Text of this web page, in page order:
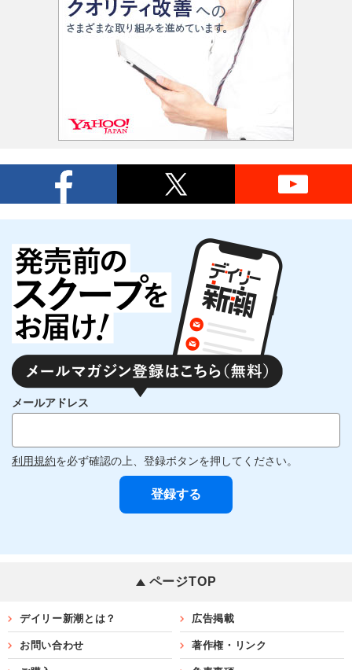
メールアドレス
利用規約を必ず確認の上、登録ボタンを押してください。
ページTOP
デイリー新潮とは？ 広告掲載
お問い合わせ 著作権・リンク